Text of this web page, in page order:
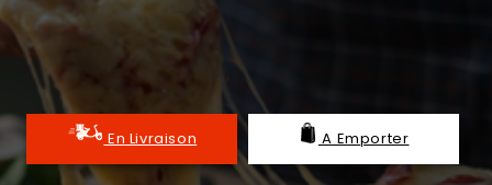
LA CARTE
VOTRE COMPTE
NOTRE RESTAURANT
En Livraison A Emporter